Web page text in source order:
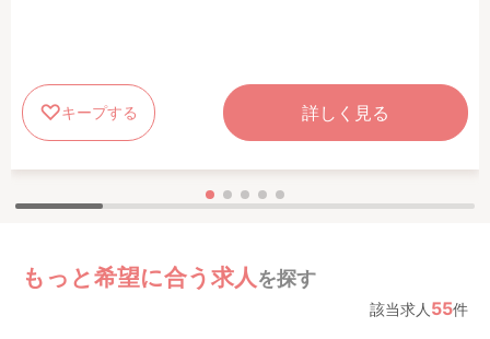
キープする 詳しく見る
もっと希望に合う求人 を探す
該当求人 55件